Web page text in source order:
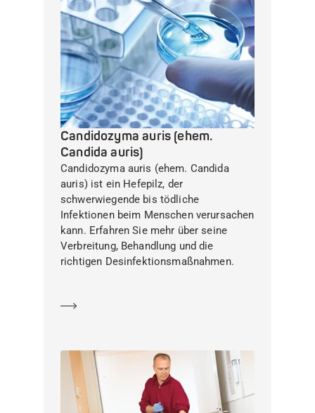
Candidozyma auris (ehem.
Candida auris)
Candidozyma auris (ehem. Candida
auris) ist ein Hefepilz, der
schwerwiegende bis tödliche
Infektionen beim Menschen verursachen
kann. Erfahren Sie mehr über seine
Verbreitung, Behandlung und die
richtigen Desinfektionsmaßnahmen.